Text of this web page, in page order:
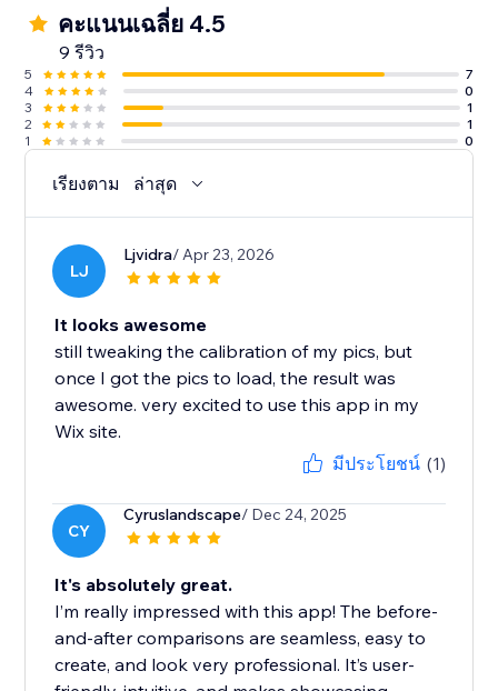
คะแนนเฉลี่ย 4.5
9 รีวิว
5
7
4
0
3
1
2
1
1
0
เรียงตาม ล่าสุด
LJ
Ljvidra/ Apr 23, 2026
It looks awesome
still tweaking the calibration of my pics, but
once I got the pics to load, the result was
awesome. very excited to use this app in my
Wix site.
มีประโยชน์ (1)
CY
Cyruslandscape/ Dec 24, 2025
It's absolutely great.
I’m really impressed with this app! The before-
and-after comparisons are seamless, easy to
create, and look very professional. It’s user-